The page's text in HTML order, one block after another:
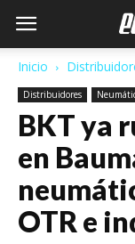
Inicio
Distribuidores
BKT ya
en
OTR e